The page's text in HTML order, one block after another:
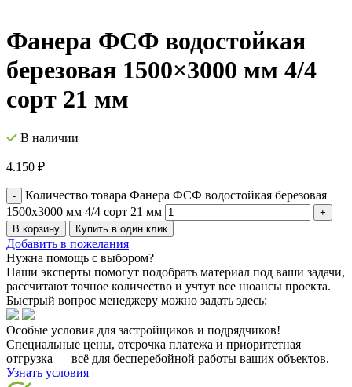
Фанера ФСФ водостойкая
березовая 1500×3000 мм 4/4
сорт 21 мм
В наличии
4.150 ₽
Количество товара Фанера ФСФ водостойкая березовая
1500x3000 мм 4/4 сорт 21 мм
В корзину Купить в один клик
Добавить в пожелания
Нужна помощь с выбором?
Наши эксперты помогут подобрать материал под ваши задачи,
рассчитают точное количество и учтут все нюансы проекта.
Быстрый вопрос менеджеру можно задать здесь:
Особые условия для застройщиков и подрядчиков!
Специальные цены, отсрочка платежа и приоритетная
отгрузка — всё для бесперебойной работы ваших объектов.
Узнать условия